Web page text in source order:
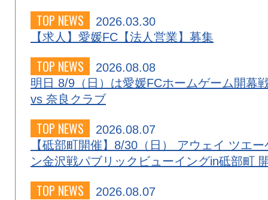
TOP NEWS
2026.03.30
【求人】愛媛FC【法人営業】募集
TOP NEWS
2026.08.08
明日 8/9（日）は愛媛FCホームゲーム開幕
vs 奈良クラブ
TOP NEWS
2026.08.07
【砥部町開催】8/30（日） アウェイ ツエー
ン金沢戦パブリックビューイングin砥部町
TOP NEWS
2026.08.07